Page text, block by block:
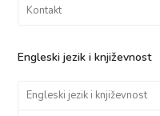
Kontakt
Engleski jezik i književnost
Engleski jezik i književnost